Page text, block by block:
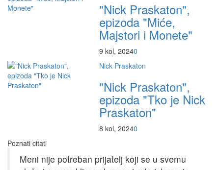
"Nick Praskaton",
epizoda "Miće,
Majstori i Monete"
9 kol, 20240
Nick Praskaton
"Nick Praskaton",
epizoda "Tko je Nick
Praskaton"
8 kol, 20240
Poznati citati
Meni nije potreban prijatelj koji se u svemu